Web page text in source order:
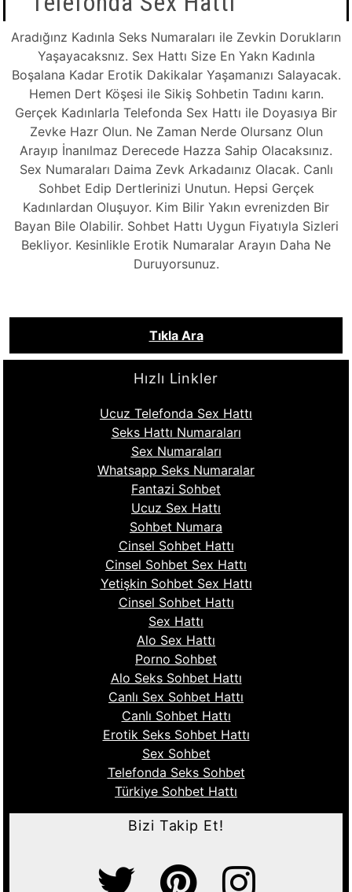
Aradığınz Kadınla Seks Numaraları ile Zevkin Dorukların
Yaşayacaksnız. Sex Hattı Size En Yakn Kadınla
Boşalana Kadar Erotik Dakikalar Yaşamanızı Salayacak.
Hemen Dert Köşesi ile Sikiş Sohbetin Tadını karın.
Gerçek Kadınlarla Telefonda Sex Hattı ile Doyasıya Bir
Zevke Hazr Olun. Ne Zaman Nerde Olursanz Olun
Arayıp İnanılmaz Derecede Hazza Sahip Olacaksınız.
Sex Numaraları Daima Zevk Arkadaınız Olacak. Canlı
Sohbet Edip Dertlerinizi Unutun. Hepsi Gerçek
Kadınlardan Oluşuyor. Kim Bilir Yakın evrenizden Bir
Bayan Bile Olabilir. Sohbet Hattı Uygun Fiyatıyla Sizleri
Bekliyor. Kesinlikle Erotik Numaralar Arayın Daha Ne
Duruyorsunuz.
Tıkla Ara
Hızlı Linkler
Ucuz Telefonda Sex Hattı
Seks Hattı Numaraları
Sex Numaraları
Whatsapp Seks Numaralar
Fantazi Sohbet
Ucuz Sex Hattı
Sohbet Numara
Cinsel Sohbet Hattı
Cinsel Sohbet Sex Hattı
Yetişkin Sohbet Sex Hattı
Cinsel Sohbet Hattı
Sex Hattı
Alo Sex Hattı
Porno Sohbet
Alo Seks Sohbet Hattı
Canlı Sex Sohbet Hattı
Canlı Sohbet Hattı
Erotik Seks Sohbet Hattı
Sex Sohbet
Telefonda Seks Sohbet
Türkiye Sohbet Hattı
Bizi Takip Et!